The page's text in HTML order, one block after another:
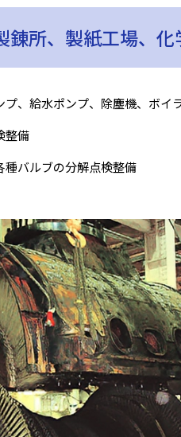
錬所、製紙工場、
プ、給水ポンプ、除塵機、ボ
整備
種バルブの分解点検整備